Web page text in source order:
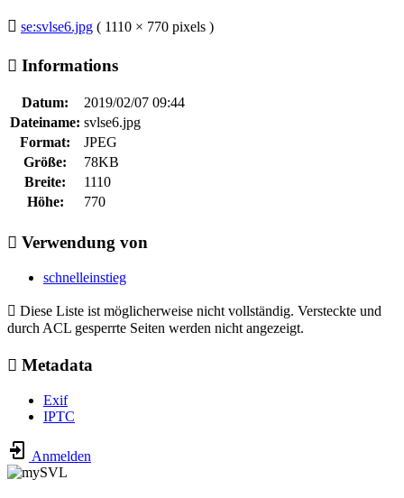
se:svlse6.jpg ( 1110 × 770 pixels )
Informations
Datum:
2019/02/07 09:44
Dateiname: svlse6.jpg
Format:
JPEG
Größe:
78KB
Breite:
1110
Höhe:
770
Verwendung von
schnelleinstieg
Diese Liste ist möglicherweise nicht vollständig. Versteckte und
durch ACL gesperrte Seiten werden nicht angezeigt.
Metadata
Exif
IPTC
Anmelden